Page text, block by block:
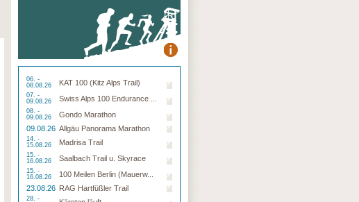
06. -
08.08.26
KAT 100 (Kitz Alps Trail)
07. -
09.08.26
Swiss Alps 100 Endurance ...
08. -
09.08.26
Gondo Marathon
09.08.26 Allgäu Panorama Marathon
14. -
15.08.26
Madrisa Trail
15. -
16.08.26
Saalbach Trail u. Skyrace
15. -
16.08.26
100 Meilen Berlin (Mauerw...
23.08.26 RAG Hartfüßler Trail
28. -